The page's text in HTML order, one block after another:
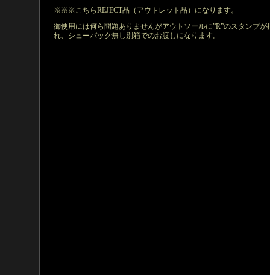
※※※こちらREJECT品（アウトレット品）になります。
御使用には何ら問題ありませんがアウトソールに”R”のスタンプが
れ、シューバック無し別箱でのお渡しになります。